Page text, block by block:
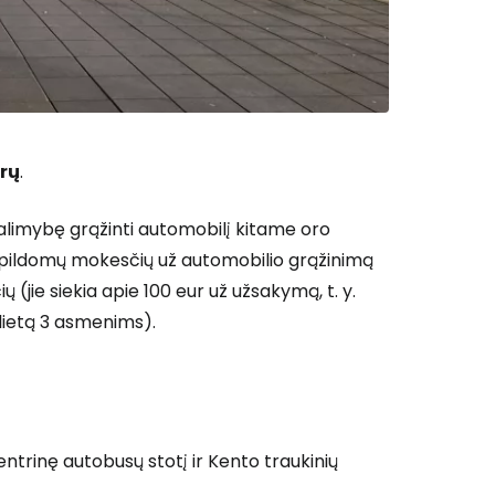
.
grąžinti automobilį kitame oro
mokesčių už automobilio grąžinimą
siekia apie 100 eur už užsakymą, t. y.
3 asmenims).
autobusų stotį ir Kento traukinių